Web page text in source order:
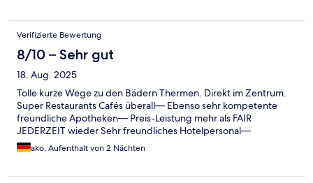
Verifizierte Bewertung
8/10 – Sehr gut
18. Aug. 2025
Tolle kurze Wege zu den Bädern Thermen. Direkt im Zentrum.
Super Restaurants Cafés überall— Ebenso sehr kompetente
freundliche Apotheken— Preis-Leistung mehr als FAIR
JEDERZEIT wieder Sehr freundliches Hotelpersonal—
ako, Aufenthalt von 2 Nächten